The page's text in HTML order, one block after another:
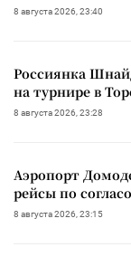
8 августа 2026, 23:40
Россиянка
на турнире в
8 августа 2026, 23:28
Аэропорт
рейсы по
8 августа 2026, 23:15